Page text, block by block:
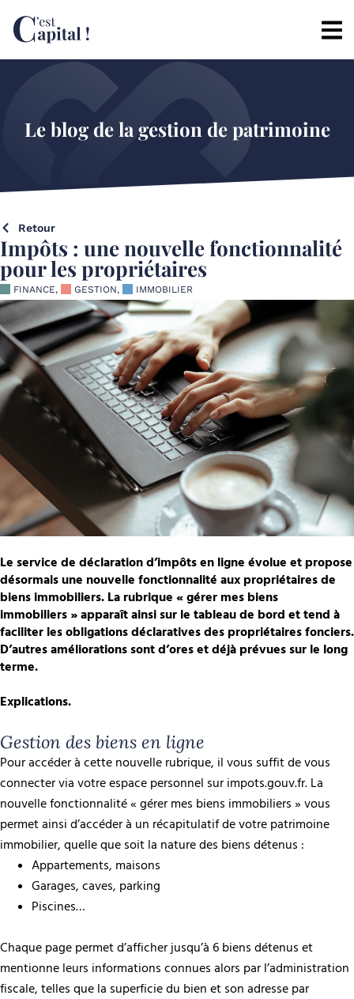
Le blog de la gestion de patrimoine
Retour
Impôts : une nouvelle fonctionnalité
pour les propriétaires
FINANCE, GESTION, IMMOBILIER
Le service de déclaration d’impôts en ligne évolue et propose
désormais une nouvelle fonctionnalité aux propriétaires de
biens immobiliers. La rubrique « gérer mes biens
immobiliers » apparaît ainsi sur le tableau de bord et tend à
faciliter les obligations déclaratives des propriétaires fonciers.
D’autres améliorations sont d’ores et déjà prévues sur le long
terme.
Explications.
Gestion des biens en ligne
Pour accéder à cette nouvelle rubrique, il vous suffit de vous
connecter via votre espace personnel sur impots.gouv.fr. La
nouvelle fonctionnalité « gérer mes biens immobiliers » vous
permet ainsi d’accéder à un récapitulatif de votre patrimoine
immobilier, quelle que soit la nature des biens détenus :
Appartements, maisons
Garages, caves, parking
Piscines…
Chaque page permet d’afficher jusqu’à 6 biens détenus et
mentionne leurs informations connues alors par l’administration
fiscale, telles que la superficie du bien et son adresse par